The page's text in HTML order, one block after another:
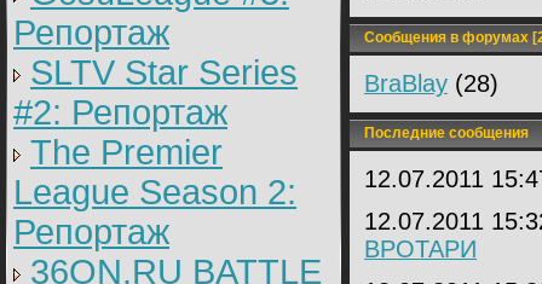
Репортаж
SLTV Star Series
#2: Репортаж
The Premier
League Season 2:
Репортаж
36ON.RU BATTLE
Сообщения в форумах
BraBlay (28)
Последние сообщения
12.07.2011
12.07.2011
ВРОТАРИ